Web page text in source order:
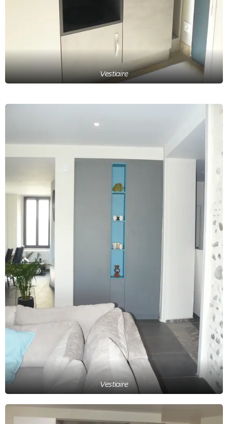
Vestiaire
Vestiaire